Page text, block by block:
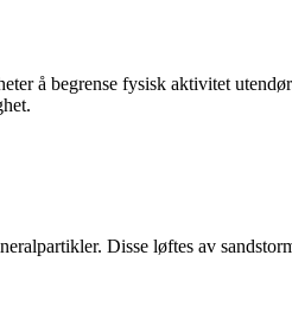
å begrense fysisk aktivitet
Disse løftes av